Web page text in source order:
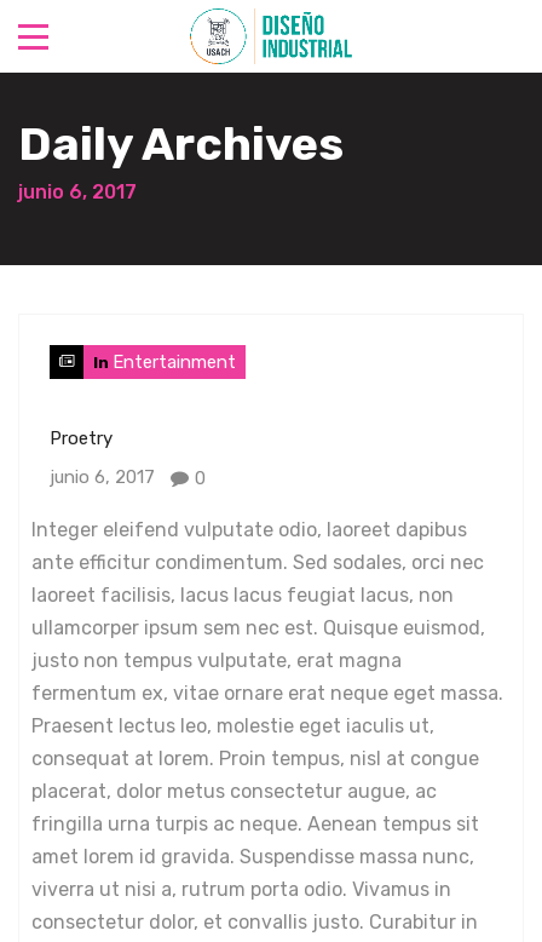
Daily Archives
junio 6, 2017
In Entertainment
Proetry
junio 6, 2017
0
Integer eleifend vulputate odio, laoreet dapibus
ante efficitur condimentum. Sed sodales, orci nec
laoreet facilisis, lacus lacus feugiat lacus, non
ullamcorper ipsum sem nec est. Quisque euismod,
justo non tempus vulputate, erat magna
fermentum ex, vitae ornare erat neque eget massa.
Praesent lectus leo, molestie eget iaculis ut,
consequat at lorem. Proin tempus, nisl at congue
placerat, dolor metus consectetur augue, ac
fringilla urna turpis ac neque. Aenean tempus sit
amet lorem id gravida. Suspendisse massa nunc,
viverra ut nisi a, rutrum porta odio. Vivamus in
consectetur dolor, et convallis justo. Curabitur in